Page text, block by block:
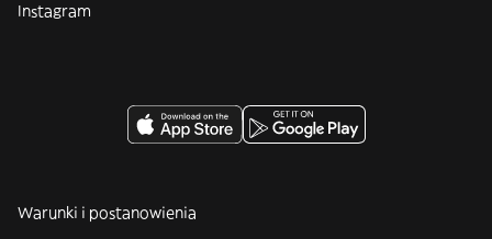
Instagram
Warunki i postanowienia